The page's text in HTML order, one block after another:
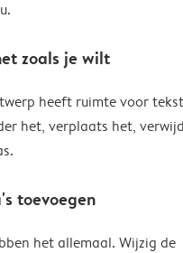
zoals je wilt
heeft ruimte voor
het, verplaats het,
toevoegen
het allemaal. Wijzig de